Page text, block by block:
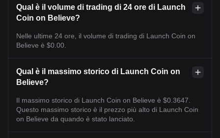
Qual è il volume di trading di 24 ore di Launch
Coin on Believe?
Nelle ultime 24 ore, il volume di trading di Launch Coin on
Believe è $0.00.
Qual è il massimo storico di Launch Coin on
Believe?
Il massimo storico di Launch Coin on Believe è $0.3647.
Questo massimo storico è il prezzo più alto di Launch Coin
on Believe da quando è stato lanciato.